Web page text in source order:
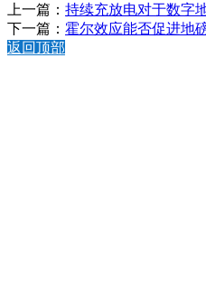
上一篇： 持续充放电对于数字
下一篇： 霍尔效应能否促进地
返回顶部